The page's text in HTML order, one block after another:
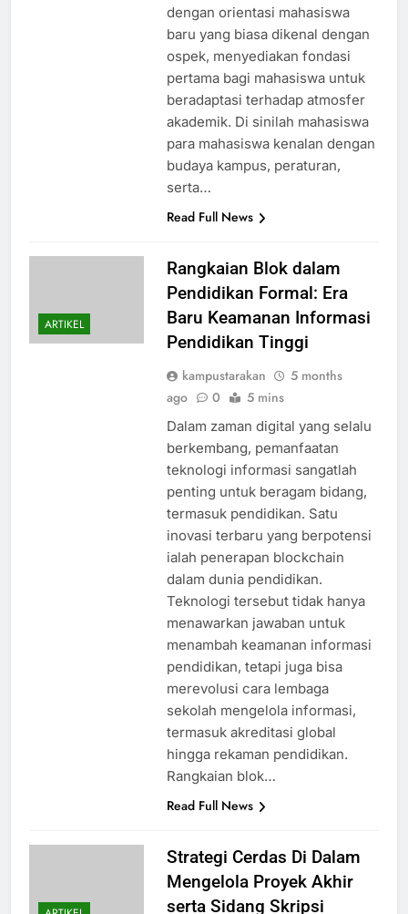
dengan orientasi mahasiswa
baru yang biasa dikenal dengan
ospek, menyediakan fondasi
pertama bagi mahasiswa untuk
beradaptasi terhadap atmosfer
akademik. Di sinilah mahasiswa
para mahasiswa kenalan dengan
budaya kampus, peraturan,
serta…
Read Full News
ARTIKEL
Rangkaian Blok dalam
Pendidikan Formal: Era
Baru Keamanan Informasi
Pendidikan Tinggi
kampustarakan
5 months
ago
0 5 mins
Dalam zaman digital yang selalu
berkembang, pemanfaatan
teknologi informasi sangatlah
penting untuk beragam bidang,
termasuk pendidikan. Satu
inovasi terbaru yang berpotensi
ialah penerapan blockchain
dalam dunia pendidikan.
Teknologi tersebut tidak hanya
menawarkan jawaban untuk
menambah keamanan informasi
pendidikan, tetapi juga bisa
merevolusi cara lembaga
sekolah mengelola informasi,
termasuk akreditasi global
hingga rekaman pendidikan.
Rangkaian blok…
Read Full News
Strategi Cerdas Di Dalam
Mengelola Proyek Akhir
serta Sidang Skripsi